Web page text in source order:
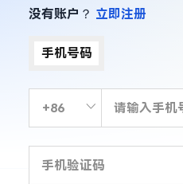
没有账户？ 立即注册
手机号码